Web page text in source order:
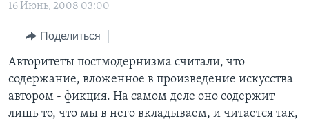
Перейти
навигации
Перейти
поиск
АМЕРИКА
НОВОСТИ ЗА МИНУТУ
ИТОГИ
ПОЧЕМУ ЭТО ВАЖНО?
ДИСКУССИЯ VOA
ПРОЕКТЫ
УЧИМ АНГЛИЙСКИЙ
НАША АМЕРИКАНСКАЯ ИСТОРИЯ
А КАК В АМЕРИКЕ?
АРТЕФАКТЫ
ЭКСПЕРТИЗА
ИНТЕРВЬЮ
ФАКТЫ ПРОТИВ ФЕЙКОВ
ЗА СВОБОДУ ПРЕССЫ
16 Июнь, 2008 03:00
Поделиться
Авторитеты постмодернизма считали, что
содержание, вложенное в произведение искусства
автором - фикция. На самом деле оно содержит
лишь то, что мы в него вкладываем, и читается так,